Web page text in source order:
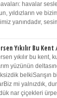
havalar
yıldızların ve
yanındadır,
Yıkılır Bu
yıkılır bu kent,
yüzünün
belkiSarışın
mi yalnızdık,
nar çiçekleri